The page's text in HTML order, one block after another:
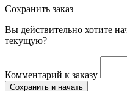
Сохранить заказ
Вы действительно хотите
текущую?
Комментарий к заказу
Сохранить и начать